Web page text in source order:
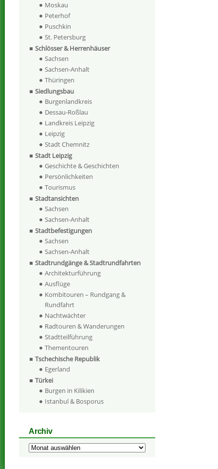
Moskau
Peterhof
Puschkin
St. Petersburg
Schlösser & Herrenhäuser
Sachsen
Sachsen-Anhalt
Thüringen
Siedlungsbau
Burgenlandkreis
Dessau-Roßlau
Landkreis Leipzig
Leipzig
Stadt Chemnitz
Stadt Leipzig
Geschichte & Geschichten
Persönlichkeiten
Tourismus
Stadtansichten
Sachsen
Sachsen-Anhalt
Stadtbefestigungen
Sachsen
Sachsen-Anhalt
Stadtrundgänge & Stadtrundfahrten
Architekturführung
Ausflüge
Kombitouren – Rundgang &
Rundfahrt
Nachtwächter
Radtouren & Wanderungen
Stadtteilführung
Thementouren
Tschechische Republik
Egerland
Türkei
Burgen in Kilikien
Istanbul & Bosporus
Archiv
Archiv